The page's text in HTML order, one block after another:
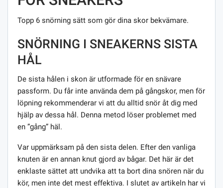
Topp 6 snörning sätt som gör dina skor bekvämare.
SNÖRNING I SNEAKERNS SISTA
HÅL
De sista hålen i skon är utformade för en snävare
passform. Du får inte använda dem på gångskor, men för
löpning rekommenderar vi att du alltid snör åt dig med
hjälp av dessa hål. Denna metod löser problemet med
en ”gång” häl.
Var uppmärksam på den sista delen. Efter den vanliga
knuten är en annan knut gjord av bågar. Det här är det
enklaste sättet att undvika att ta bort dina snören när du
kör, men inte det mest effektiva. I slutet av artikeln har vi